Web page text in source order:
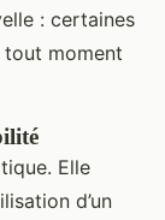
: certaines
tout moment
Elle
d’un